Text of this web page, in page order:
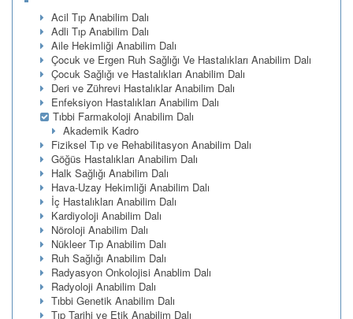
Acil Tıp Anabilim Dalı
Adli Tıp Anabilim Dalı
Aile Hekimliği Anabilim Dalı
Çocuk ve Ergen Ruh Sağlığı Ve Hastalıkları Anabilim Dalı
Çocuk Sağlığı ve Hastalıkları Anabilim Dalı
Deri ve Zührevi Hastalıklar Anabilim Dalı
Enfeksiyon Hastalıkları Anabilim Dalı
Tıbbi Farmakoloji Anabilim Dalı
Akademik Kadro
Fiziksel Tıp ve Rehabilitasyon Anabilim Dalı
Göğüs Hastalıkları Anabilim Dalı
Halk Sağlığı Anabilim Dalı
Hava-Uzay Hekimliği Anabilim Dalı
İç Hastalıkları Anabilim Dalı
Kardiyoloji Anabilim Dalı
Nöroloji Anabilim Dalı
Nükleer Tıp Anabilim Dalı
Ruh Sağlığı Anabilim Dalı
Radyasyon Onkolojisi Anablim Dalı
Radyoloji Anabilim Dalı
Tıbbi Genetik Anabilim Dalı
Tıp Tarihi ve Etik Anabilim Dalı